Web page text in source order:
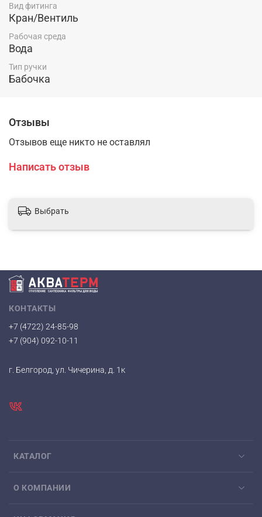
Вид фитинга
Кран/Вентиль
Рабочая среда
Вода
Тип ручки
Бабочка
Отзывы
Отзывов еще никто не оставлял
Написать отзыв
Выбрать
КАТАЛОГ
О КОМПАНИИ
КОНТАКТЫ
+7 (4722) 24-85-98
+7 (904) 092-10-11
г. Белгород, ул. Чичерина, д. 1к